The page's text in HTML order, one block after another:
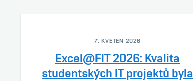
7. KVĚTEN 2026
Excel@FIT 2026: Kvalita
studentských IT projektů byla